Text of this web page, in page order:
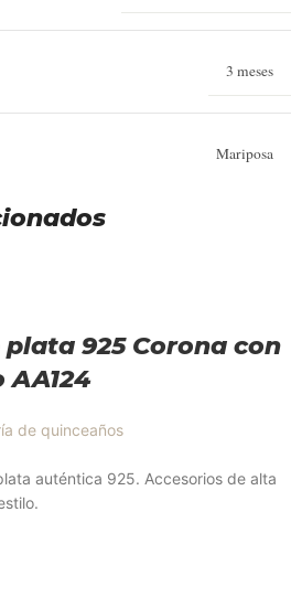
3 meses
Mariposa
925 Corona con
de quinceaños
auténtica 925. Accesorios de alta